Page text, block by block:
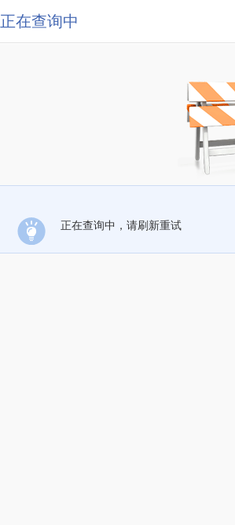
正在查询中
正在查询中，请刷新重试